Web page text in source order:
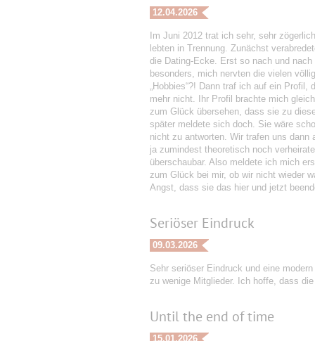
12.04.2026
Im Juni 2012 trat ich sehr, sehr
lebten in Trennung. Zunächst
die Dating-Ecke. Erst so nach und
besonders, mich nervten die vielen
„Hobbies“?! Dann traf ich auf ein
mehr nicht. Ihr Profil brachte mich
zum Glück übersehen, dass sie zu
später meldete sich doch. Sie wäre
nicht zu antworten. Wir trafen uns
ja zumindest theoretisch noch
überschaubar. Also meldete ich mich
zum Glück bei mir, ob wir nicht wieder
Angst, dass sie das hier und jetzt
Seriöser Eindruck
09.03.2026
Sehr seriöser Eindruck und eine
zu wenige Mitglieder. Ich hoffe, dass
Until the end of time
15.01.2026